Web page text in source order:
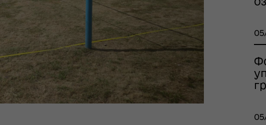
Центр життєстійкості
Кобеляцької громади